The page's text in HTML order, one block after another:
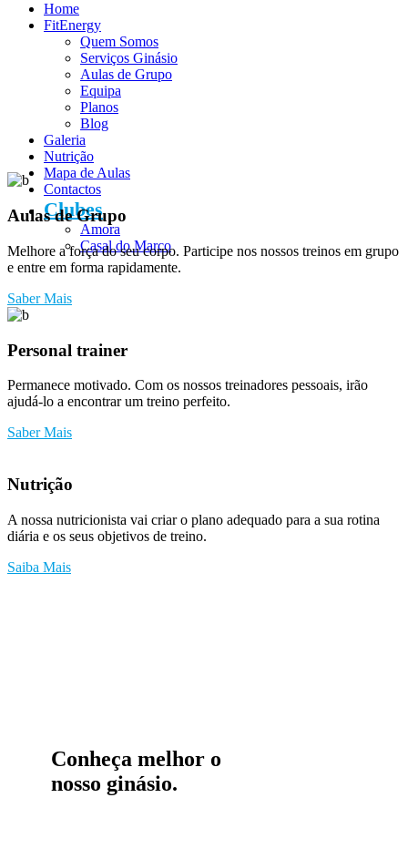
Home
FitEnergy
Quem Somos
Serviços Ginásio
Aulas de Grupo
Equipa
Planos
Blog
Galeria
Nutrição
Mapa de Aulas
Contactos
Clubes
Amora
Casal do Marco
Aulas de Grupo
Melhore a força do seu corpo. Participe nos nossos treinos em grupo
e entre em forma rapidamente.
Saber Mais
Personal trainer
Permanece motivado. Com os nossos treinadores pessoais, irão
ajudá-lo a encontrar um treino perfeito.
Saber Mais
Nutrição
A nossa nutricionista vai criar o plano adequado para a sua rotina
diária e os seus objetivos de treino.
Saiba Mais
Conheça melhor o
nosso ginásio.